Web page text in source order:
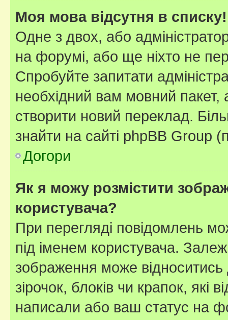
Моя мова відсутня в списку!
Одне з двох, або
на форумі, або ще ніхто не
Спробуйте запитати
необхідний вам мовний
створити новий переклад.
знайти на сайті phpBB Group
Догори
Як я можу розмістити
користувача?
При перегляді повідомлень
під іменем користувача.
зображення може відноситись
зірочок, блоків чи крапок, які
написали або ваш статус на